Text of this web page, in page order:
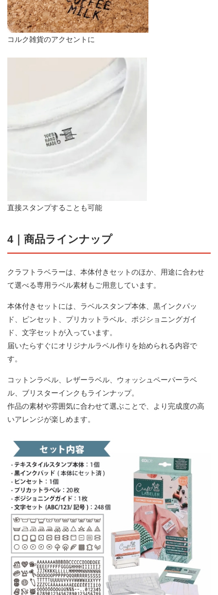
コルク雑貨のアクセントに
直接スタンプすることも可能
4｜商品ラインナップ
クラフトラベラーは、本体付きセットのほか、用途に合わせ
て選べる専用ラベル素材もご用意しています。
本体付きセットには、ラベルスタンプ本体、黒インクパッ
ド、ピンセット、プリカットラベル、ポジショニングガイ
ド、文字セットが入っています。
届いたらすぐにオリジナルラベル作りを始められる内容で
す。
コットンラベル、レザーラベル、ウォッシュペーパーラベ
ル、ブリスターインクもラインナップ。
作品の素材や雰囲気に合わせて選ぶことで、より完成度の高
いアレンジが楽しめます。